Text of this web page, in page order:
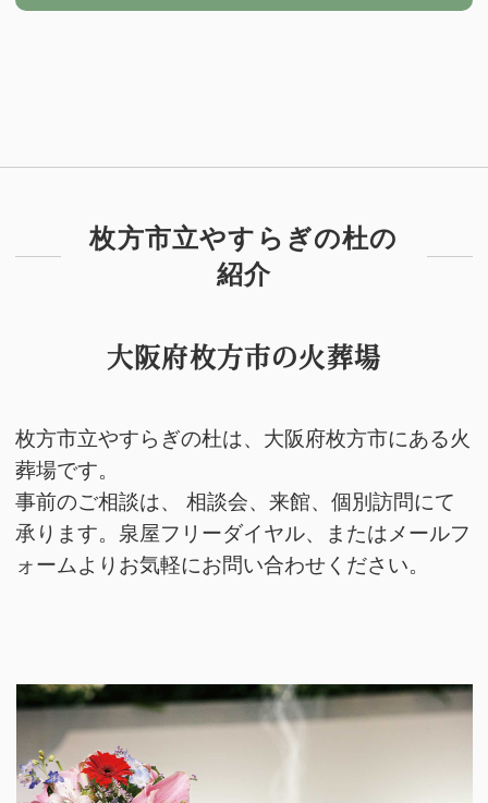
枚方市立やすらぎの杜の
紹介
大阪府枚方市の火葬場
枚方市立やすらぎの杜は、大阪府枚方市にある火
葬場です。
事前のご相談は、 相談会、来館、個別訪問にて
承ります。泉屋フリーダイヤル、またはメールフ
ォームよりお気軽にお問い合わせください。